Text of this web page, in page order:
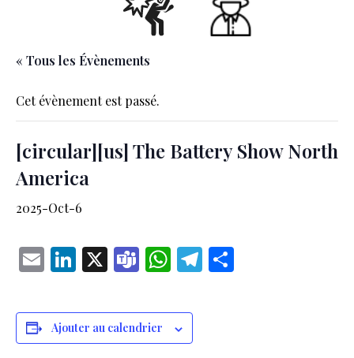
« Tous les Évènements
Cet évènement est passé.
[circular][us] The Battery Show North
America
2025-Oct-6
EmailLinkedIn
X Teams
WhatsApp
Telegram
Ajouter au calendrier